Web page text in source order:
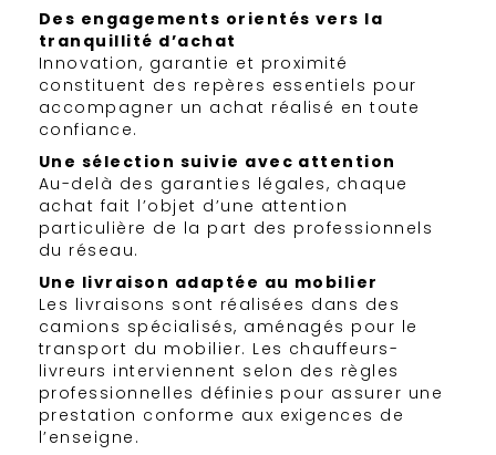
Des engagements orientés vers la
tranquillité d’achat
Innovation, garantie et proximité
constituent des repères essentiels pour
accompagner un achat réalisé en toute
confiance.
Une sélection suivie avec attention
Au-delà des garanties légales, chaque
achat fait l’objet d’une attention
particulière de la part des professionnels
du réseau.
Une livraison adaptée au mobilier
Les livraisons sont réalisées dans des
camions spécialisés, aménagés pour le
transport du mobilier. Les chauffeurs-
livreurs interviennent selon des règles
professionnelles définies pour assurer une
prestation conforme aux exigences de
l’enseigne.